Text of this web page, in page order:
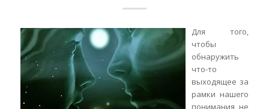
Для того,
чтобы
обнаружить
что-то
выходящее за
рамки нашего
понимания, не